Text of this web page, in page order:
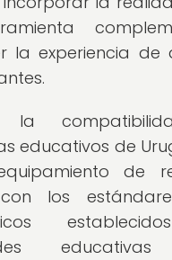
la experiencia de
la
educativos de
de
los